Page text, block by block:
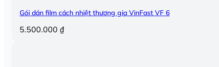
Gói dán film cách nhiệt thương gia VinFast VF 6
5.500.000 ₫